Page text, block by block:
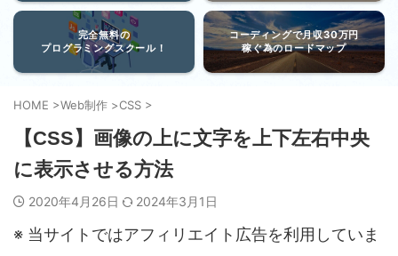
完全無料の
プログラミングスクール！
コーディングで月収30万円
稼ぐ為のロードマップ
HOME >Web制作 >CSS >
【CSS】画像の上に文字を上下左右中央
に表示させる方法
2020年4月26日 2024年3月1日
※ 当サイトではアフィリエイト広告を利用していま